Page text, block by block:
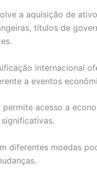
a aquisição de
títulos de
internacional
a eventos
acesso a
diferentes moedas